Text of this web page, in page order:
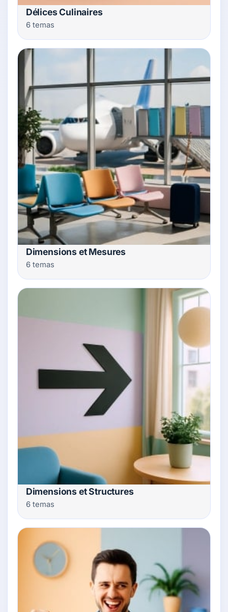
Délices Culinaires
6 temas
Dimensions et Mesures
6 temas
Dimensions et Structures
6 temas